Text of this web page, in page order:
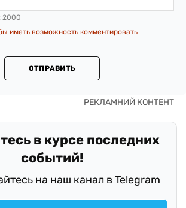
2000
иметь возможность комментировать
ОТПРАВИТЬ
в курсе последних
событий!
на наш канал в Telegram